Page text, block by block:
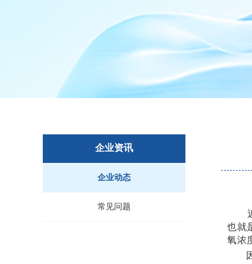
企业资讯
企业动态
常见问题
也就
氧浓